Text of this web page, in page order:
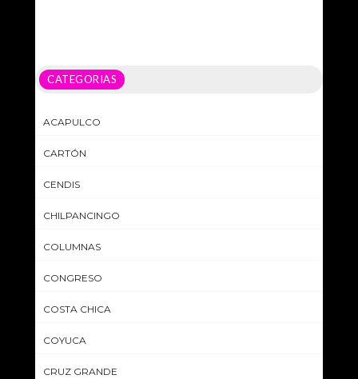
CATEGORIAS
ACAPULCO
CARTÓN
CENDIS
CHILPANCINGO
COLUMNAS
CONGRESO
COSTA CHICA
COYUCA
CRUZ GRANDE